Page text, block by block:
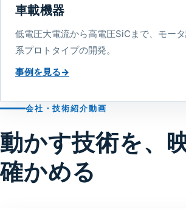
車載機器
低電圧大電流から高電圧SiCまで、モー
系プロトタイプの開発。
事例を見る→
会社・技術紹介動画
動かす技術を、
確かめる